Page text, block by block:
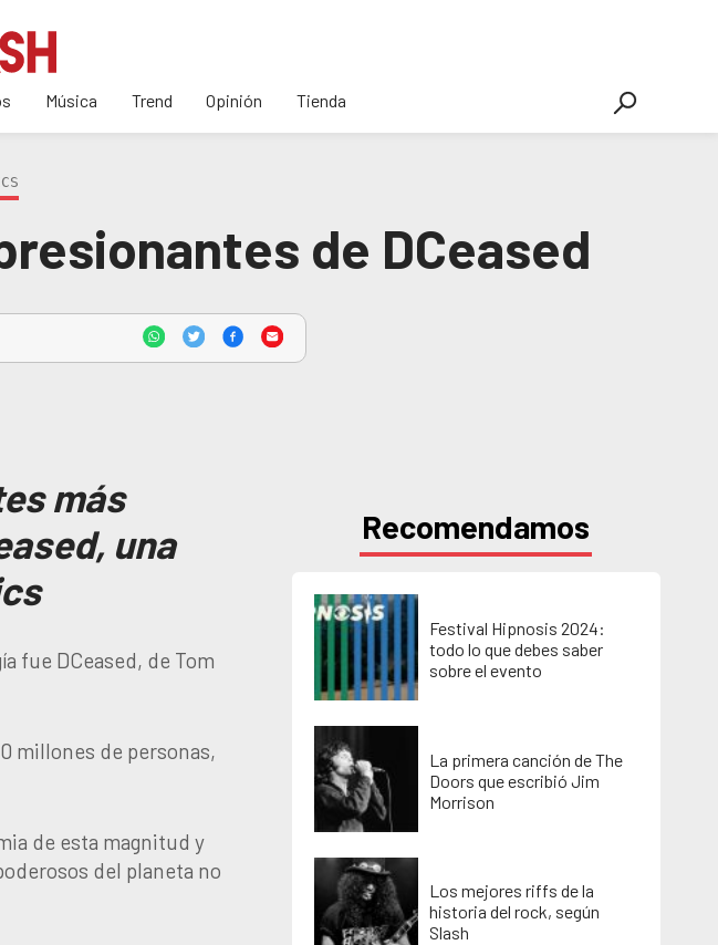
Música Trend Opinión Tienda
de DCeased
más
una
fue DCeased, de Tom
millones de personas,
de esta magnitud y
del planeta no
Recomendamos
Festival Hipnosis 2024:
todo lo que debes saber
sobre el evento
La primera canción de The
Doors que escribió Jim
Morrison
Los mejores riffs de la
historia del rock, según
Slash